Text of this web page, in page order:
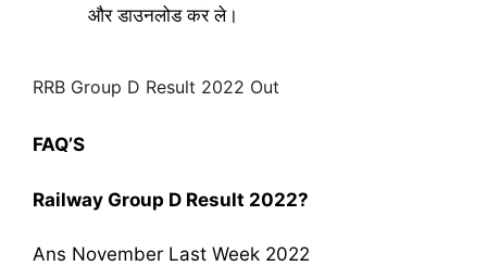
और डाउनलोड कर ले।
RRB Group D Result 2022 Out
FAQ’S
Railway Group D Result 2022?
Ans November Last Week 2022